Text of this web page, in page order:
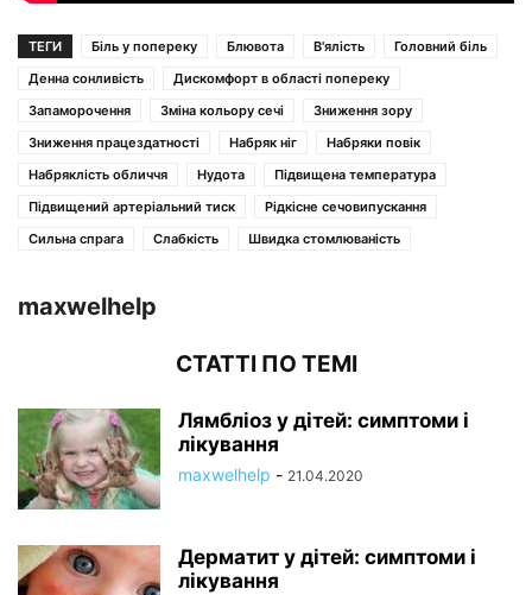
ТЕГИ Біль у попереку Блювота В'ялість
Головний біль
Денна сонливість
Дискомфорт в області попереку
Запаморочення
Зміна кольору сечі
Зниження зору
Зниження працездатності
Набряк ніг
Набряки повік
Набряклість обличчя
Нудота
Підвищена температура
Підвищений артеріальний тиск
Рідкісне сечовипускання
Сильна спрага
Слабкість Швидка стомлюваність
maxwelhelp
СТАТТІ ПО ТЕМІ
Лямбліоз у дітей: симптоми і
лікування
maxwelhelp - 21.04.2020
Дерматит у дітей: симптоми і
лікування